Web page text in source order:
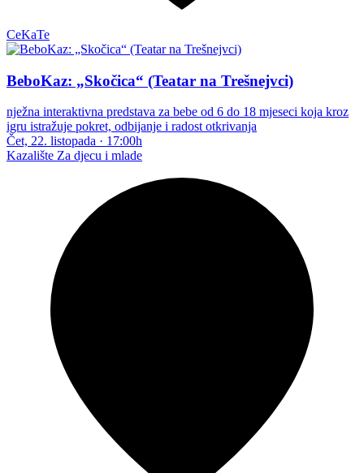
CeKaTe
BeboKaz: „Skočica“ (Teatar na Trešnejvci)
nježna interaktivna predstava za bebe od 6 do 18 mjeseci koja kroz
igru istražuje pokret, odbijanje i radost otkrivanja
Čet, 22. listopada · 17:00h
Kazalište Za djecu i mlade